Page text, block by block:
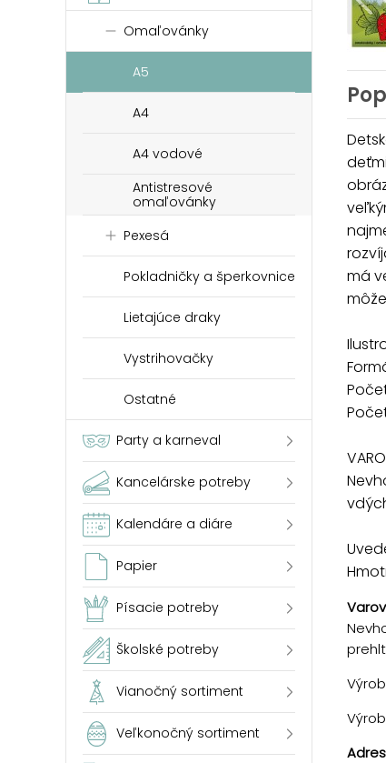
Omaľovánky
A5
A4
A4 vodové
Antistresové
omaľovánky
Pexesá
Pokladničky a šperkovnice
Lietajúce draky
Vystrihovačky
Ostatné
Party a karneval
Kancelárske potreby
Kalendáre a diáre
Papier
Písacie potreby
Školské potreby
Vianočný sortiment
Veľkonočný sortiment
má